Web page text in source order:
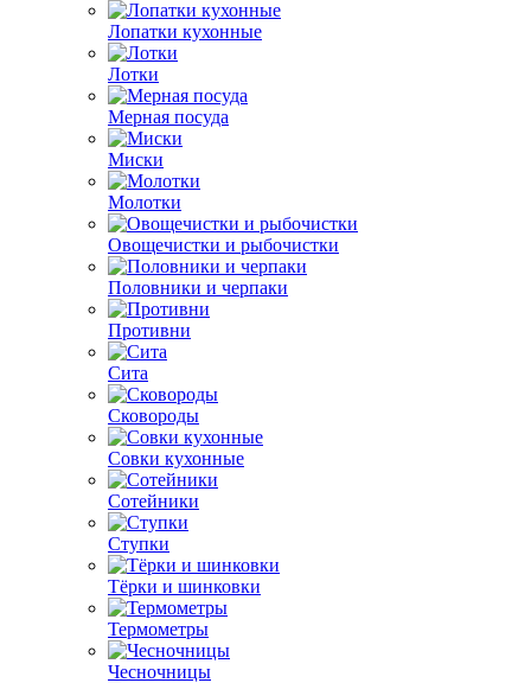
Лопатки кухонные
Лотки
Мерная посуда
Миски
Молотки
Овощечистки и рыбочистки
Половники и черпаки
Противни
Сита
Сковороды
Совки кухонные
Сотейники
Ступки
Тёрки и шинковки
Термометры
Чесночницы